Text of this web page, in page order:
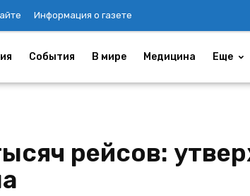
Информация о газете
События В мире Медицина Еще
рейсов: